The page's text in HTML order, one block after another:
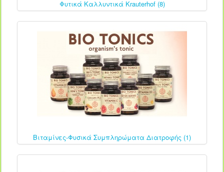
Φυτικά Καλλυντικά Krauterhof (8)
Βιταμίνες-Φυσικά Συμπληρώματα Διατροφής (1)